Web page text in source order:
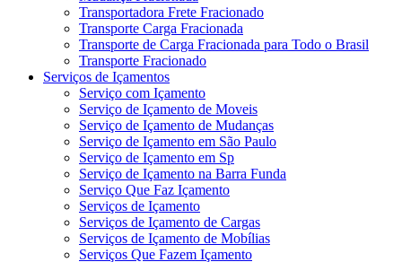
Transportadora Frete Fracionado
Transporte Carga Fracionada
Transporte de Carga Fracionada para Todo o Brasil
Transporte Fracionado
Serviços de Içamentos
Serviço com Içamento
Serviço de Içamento de Moveis
Serviço de Içamento de Mudanças
Serviço de Içamento em São Paulo
Serviço de Içamento em Sp
Serviço de Içamento na Barra Funda
Serviço Que Faz Içamento
Serviços de Içamento
Serviços de Içamento de Cargas
Serviços de Içamento de Mobílias
Serviços Que Fazem Içamento